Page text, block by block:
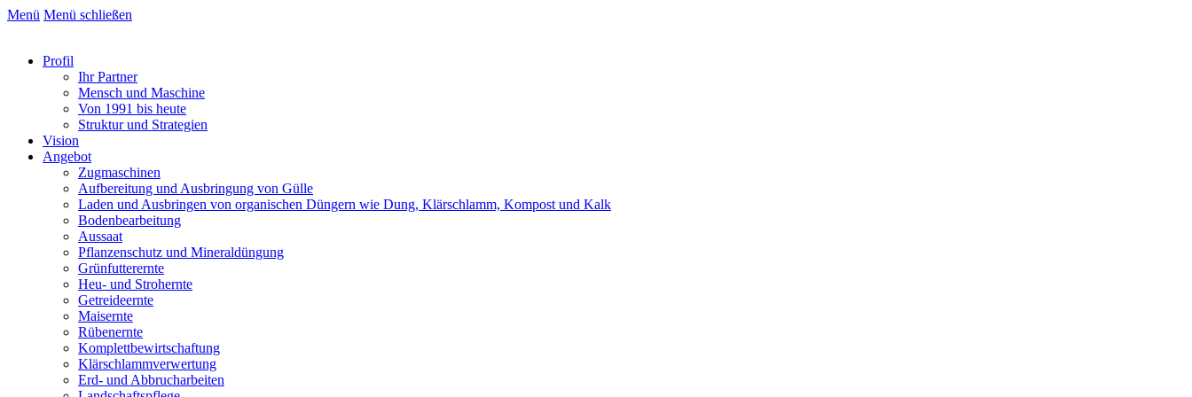
Menü Menü schließen
Profil
Ihr Partner
Mensch und Maschine
Von 1991 bis heute
Struktur und Strategien
Vision
Angebot
Zugmaschinen
Aufbereitung und Ausbringung von Gülle
Laden und Ausbringen von organischen Düngern wie Dung, Klärschlamm, Kompost und Kalk
Bodenbearbeitung
Aussaat
Pflanzenschutz und Mineraldüngung
Grünfutterernte
Heu- und Strohernte
Getreideernte
Maisernte
Rübenernte
Komplettbewirtschaftung
Klärschlammverwertung
Erd- und Abbrucharbeiten